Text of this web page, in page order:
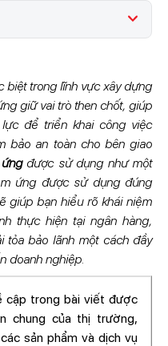
biệt trong lĩnh vực xây dựng
giữ vai trò then chốt, giúp
để triển khai công việc
bảo an toàn cho bên giao
được sử dụng như một
ứng được sử dụng đúng
giúp bạn hiểu rõ khái niệm
thực hiện tại ngân hàng,
tỏa bảo lãnh một cách đầy
doanh nghiệp.
cập trong bài viết được
chung của thị trường,
sản phẩm và dịch vụ